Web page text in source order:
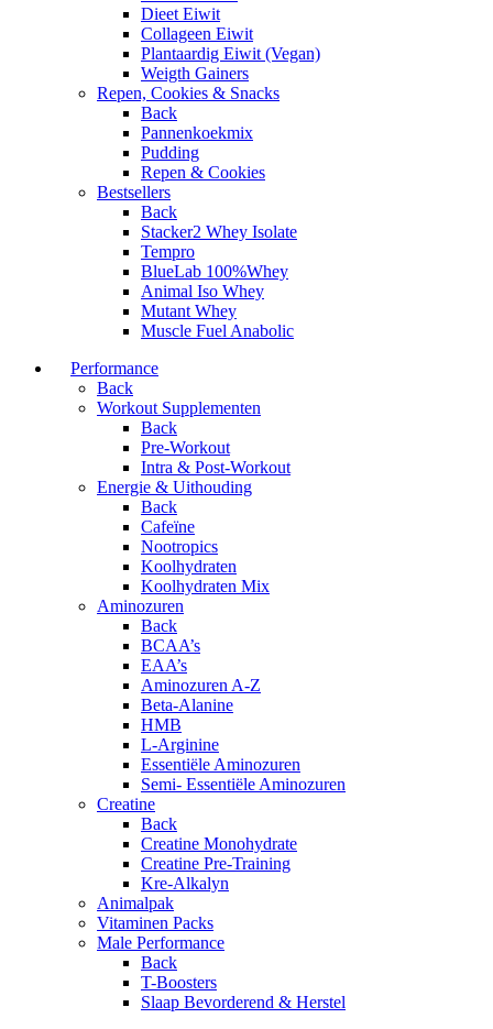
Dieet Eiwit
Collageen Eiwit
Plantaardig Eiwit (Vegan)
Weigth Gainers
Repen, Cookies & Snacks
Back
Pannenkoekmix
Pudding
Repen & Cookies
Bestsellers
Back
Stacker2 Whey Isolate
Tempro
BlueLab 100%Whey
Animal Iso Whey
Mutant Whey
Muscle Fuel Anabolic
Performance
Back
Workout Supplementen
Back
Pre-Workout
Intra & Post-Workout
Energie & Uithouding
Back
Cafeïne
Nootropics
Koolhydraten
Koolhydraten Mix
Aminozuren
Back
BCAA’s
EAA’s
Aminozuren A-Z
Beta-Alanine
HMB
L-Arginine
Essentiële Aminozuren
Semi- Essentiële Aminozuren
Creatine
Back
Creatine Monohydrate
Creatine Pre-Training
Kre-Alkalyn
Animalpak
Vitaminen Packs
Male Performance
Back
T-Boosters
Slaap Bevorderend & Herstel